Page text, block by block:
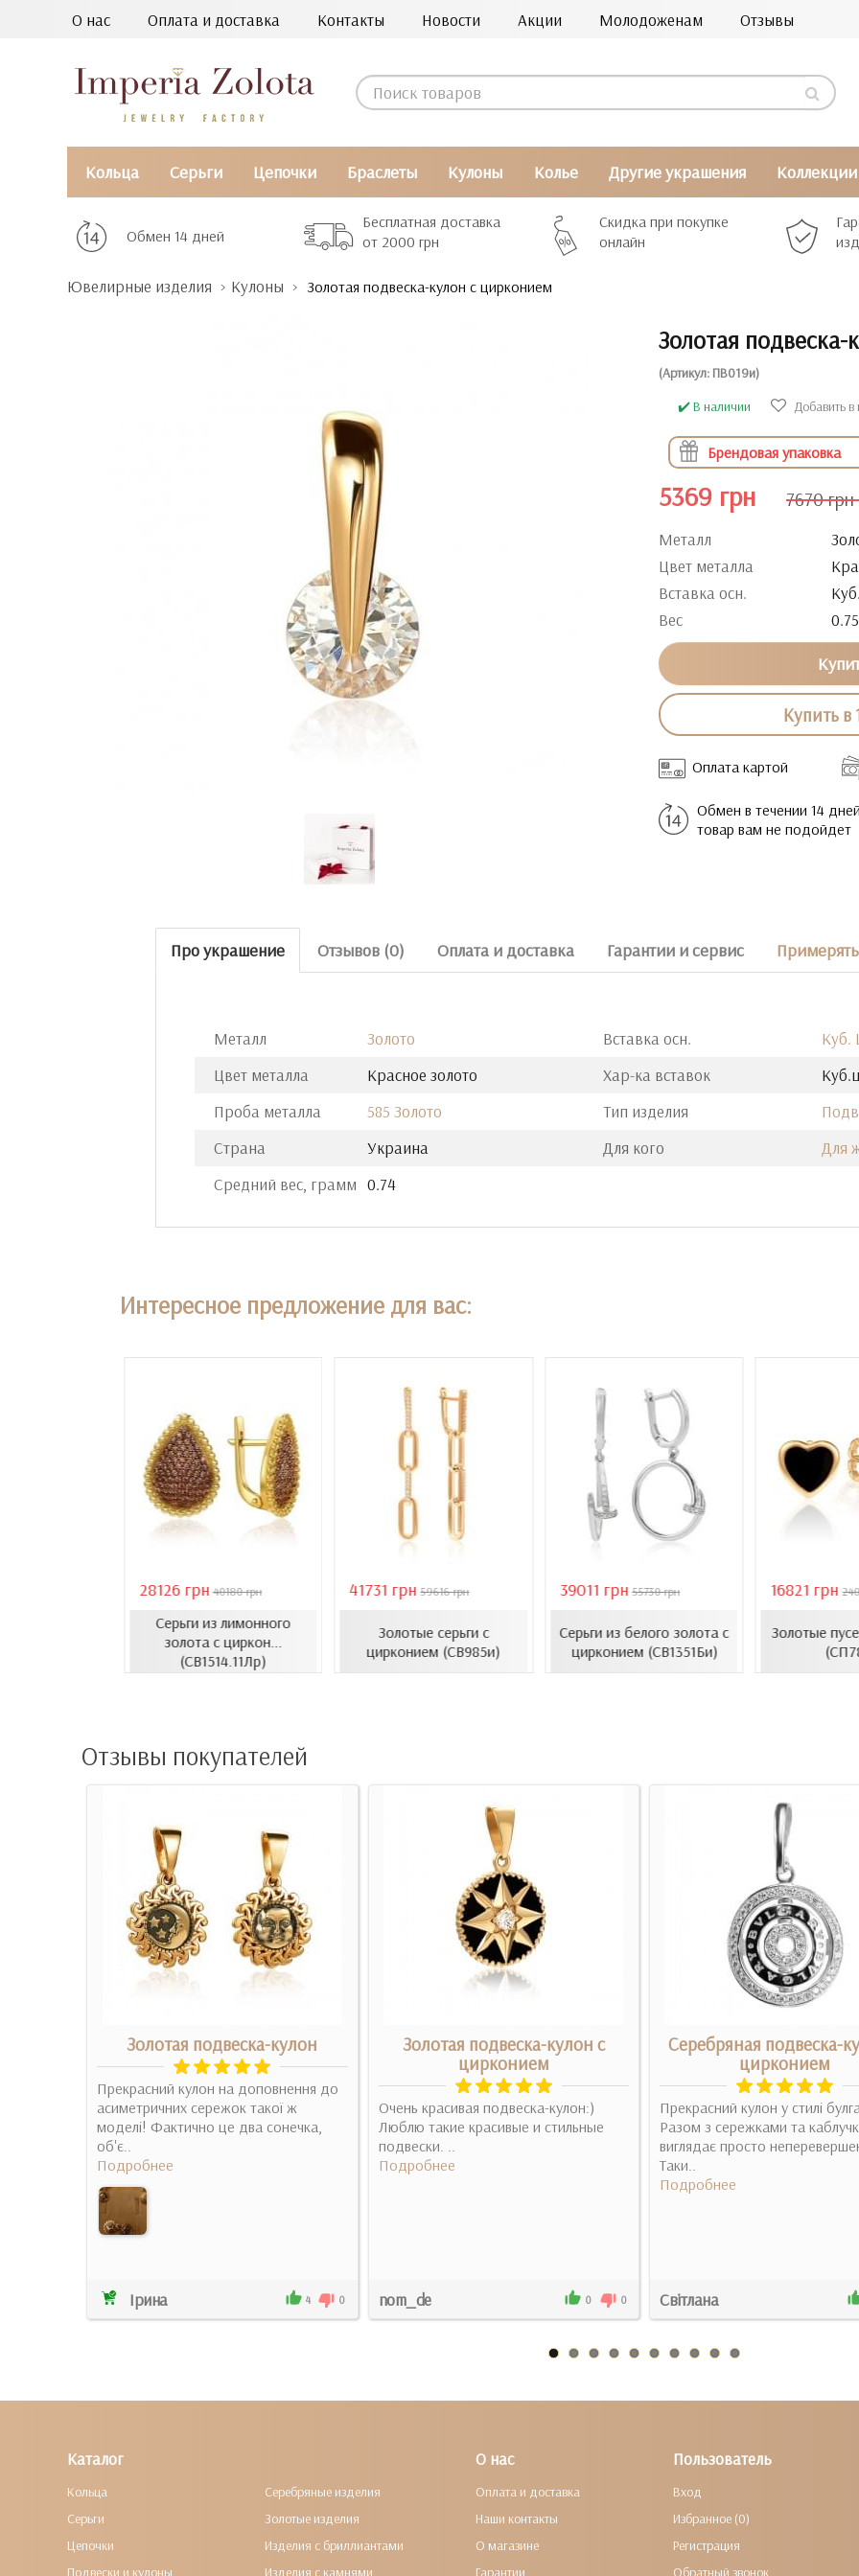
О нас Оплата и доставка Контакты Новости Акции Молодоженам Отзывы
Кольца Серьги Цепочки Браслеты Кулоны Колье Другие украшения Коллекции
Обмен 14 дней
Бесплатная доставка
от 2000 грн
Скидка при покупке
онлайн
Ювелирные изделия Кулоны Золотая подвеска-кулон с цирконием
Золотая
(Артикул: ПВ019и)
✔️ В наличии
Добавить в
Брендовая упаковка
5369 грн 7670 грн
Металл
Цвет металла
Вставка осн.
Вес
Купить в
Оплата картой
Обмен в течении 14
товар вам не подойдет
Про украшение Отзывов (0) Оплата и доставка Гарантии и сервис
Металл
Золото
Цвет металла
Красное золото
Проба металла
585 Золото
Страна
Украина
Средний вес, грамм 0.74
Вставка осн.
Куб.
Хар-ка вставок
Тип изделия
Для кого
Для
Интересное предложение для вас:
28126 грн 40180 грн
Серьги из лимонного
золота с циркон...
(СВ1514.11Лр)
41731 грн 59616 грн
Золотые серьги с
цирконием (СВ985и)
39011 грн 55730 грн
Серьги из белого золота с
цирконием (СВ1351Би)
16821 грн
Золотые
Отзывы покупателей
Золотая подвеска-кулон
Прекрасний кулон на доповнення до
асиметричних сережок такої ж
моделі! Фактично це два сонечка,
об'є..
Подробнее
Ірина 4 0
Золотая подвеска-кулон с
цирконием
Очень красивая подвеска-кулон:)
Люблю такие красивые и стильные
подвески. ..
Подробнее
nom_de 0 0
Серебряная подвеска-
цирконием
Прекрасний кулон у стилі
Разом з сережками та
виглядає просто
Таки..
Подробнее
Світлана
Каталог
Кольца
Серьги
Цепочки
Подвески и кулоны
Серебряные изделия
Золотые изделия
Изделия с бриллиантами
Изделия с камнями
О нас
Оплата и доставка
Наши контакты
О магазине
Гарантии
Пользователь
Вход
Избранное (0)
Регистрация
Обратный звонок